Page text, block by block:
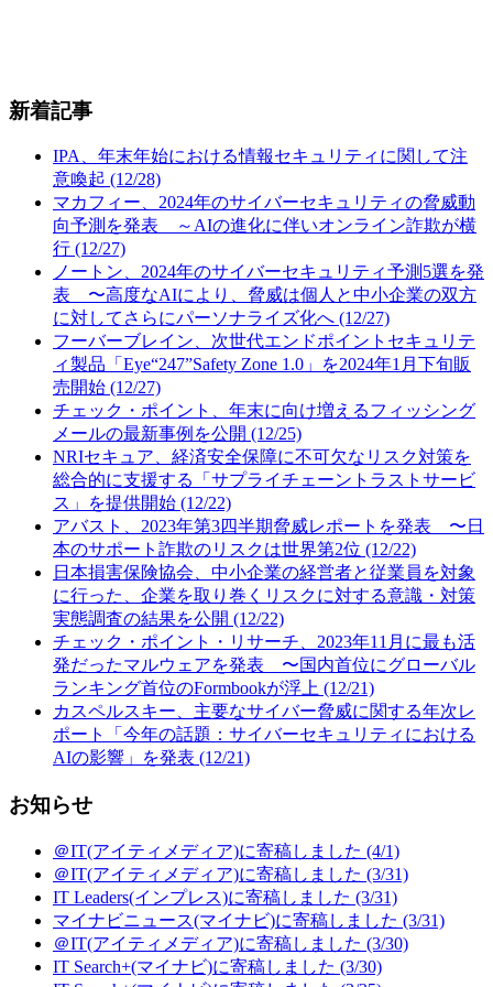
新着記事
IPA、年末年始における情報セキュリティに関して注
意喚起 (12/28)
マカフィー、2024年のサイバーセキュリティの脅威動
向予測を発表 ～AIの進化に伴いオンライン詐欺が横
行 (12/27)
ノートン、2024年のサイバーセキュリティ予測5選を発
表 〜高度なAIにより、脅威は個人と中小企業の双方
に対してさらにパーソナライズ化へ (12/27)
フーバーブレイン、次世代エンドポイントセキュリテ
ィ製品「Eye“247”Safety Zone 1.0」を2024年1月下旬販
売開始 (12/27)
チェック・ポイント、年末に向け増えるフィッシング
メールの最新事例を公開 (12/25)
NRIセキュア、経済安全保障に不可欠なリスク対策を
総合的に支援する「サプライチェーントラストサービ
ス」を提供開始 (12/22)
アバスト、2023年第3四半期脅威レポートを発表 〜日
本のサポート詐欺のリスクは世界第2位 (12/22)
日本損害保険協会、中小企業の経営者と従業員を対象
に行った、企業を取り巻くリスクに対する意識・対策
実態調査の結果を公開 (12/22)
チェック・ポイント・リサーチ、2023年11月に最も活
発だったマルウェアを発表 〜国内首位にグローバル
ランキング首位のFormbookが浮上 (12/21)
カスペルスキー、主要なサイバー脅威に関する年次レ
ポート「今年の話題：サイバーセキュリティにおける
AIの影響」を発表 (12/21)
お知らせ
＠IT(アイティメディア)に寄稿しました (4/1)
＠IT(アイティメディア)に寄稿しました (3/31)
IT Leaders(インプレス)に寄稿しました (3/31)
マイナビニュース(マイナビ)に寄稿しました (3/31)
＠IT(アイティメディア)に寄稿しました (3/30)
IT Search+(マイナビ)に寄稿しました (3/30)